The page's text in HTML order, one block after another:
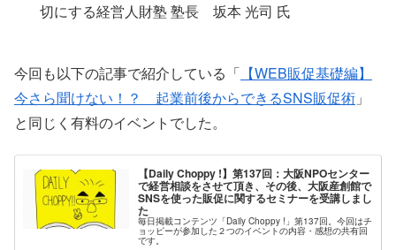
切にする経営人財塾 塾長 坂本 光司 氏
今回も以下の記事で紹介している「 【WEB販促基礎編】
今さら聞けない！？ 起業前後からできるSNS販促術 」
と同じく有料のイベントでした。
【Daily Choppy !】第137回：大阪NPOセンター
で経営相談をさせて頂き、その後、大阪産創館で
SNSを使った販促に関するセミナーを受講しまし
た
毎日掲載コンテンツ「Daily Choppy !」第137回。今回はチ
ョッピーが参加した２つのイベントの内容・感想の共有回
です。